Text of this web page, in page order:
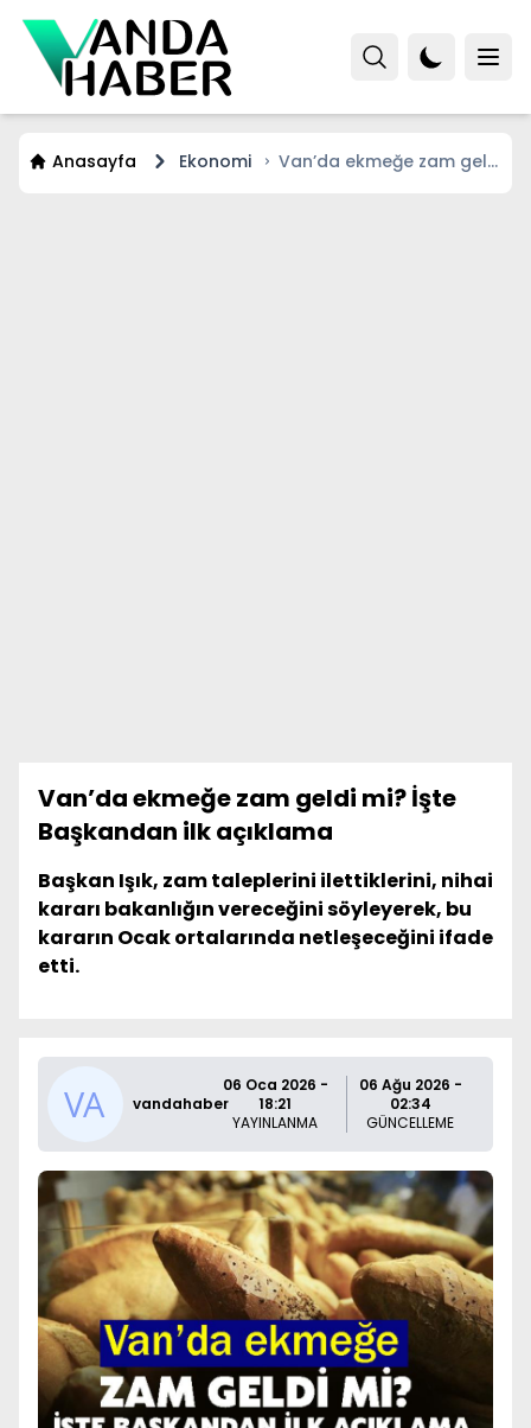
Anasayfa Ekonomi
Van’da ekmeğe zam geldi
Van’da ekmeğe zam geldi mi? İşte
Başkandan ilk açıklama
Başkan Işık, zam taleplerini ilettiklerini, nihai
kararı bakanlığın vereceğini söyleyerek, bu
kararın Ocak ortalarında netleşeceğini ifade
etti.
vandahaber
06 Oca 2026 -
18:21
YAYINLANMA
06 Ağu 2026 -
02:34
GÜNCELLEME